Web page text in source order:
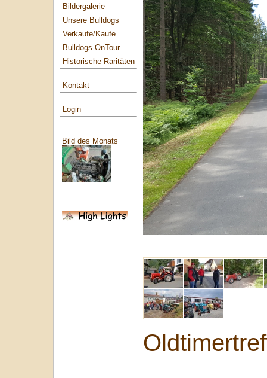
Bildergalerie
Unsere Bulldogs
Verkaufe/Kaufe
Bulldogs OnTour
Historische Raritäten
Kontakt
Login
Bild des Monats